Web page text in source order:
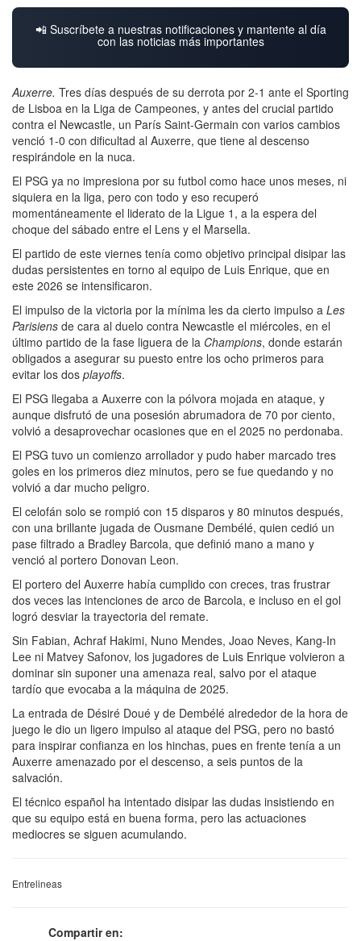
📲 Suscríbete a nuestras notificaciones y mantente al día
con las noticias más importantes
Auxerre. Tres días después de su derrota por 2-1 ante el Sporting
de Lisboa en la Liga de Campeones, y antes del crucial partido
contra el Newcastle, un París Saint-Germain con varios cambios
venció 1-0 con dificultad al Auxerre, que tiene al descenso
respirándole en la nuca.
El PSG ya no impresiona por su futbol como hace unos meses, ni
siquiera en la liga, pero con todo y eso recuperó
momentáneamente el liderato de la Ligue 1, a la espera del
choque del sábado entre el Lens y el Marsella.
El partido de este viernes tenía como objetivo principal disipar las
dudas persistentes en torno al equipo de Luis Enrique, que en
este 2026 se intensificaron.
El impulso de la victoria por la mínima les da cierto impulso a Les
Parisiens de cara al duelo contra Newcastle el miércoles, en el
último partido de la fase liguera de la Champions, donde estarán
obligados a asegurar su puesto entre los ocho primeros para
evitar los dos playoffs.
El PSG llegaba a Auxerre con la pólvora mojada en ataque, y
aunque disfrutó de una posesión abrumadora de 70 por ciento,
volvió a desaprovechar ocasiones que en el 2025 no perdonaba.
El PSG tuvo un comienzo arrollador y pudo haber marcado tres
goles en los primeros diez minutos, pero se fue quedando y no
volvió a dar mucho peligro.
El celofán solo se rompió con 15 disparos y 80 minutos después,
con una brillante jugada de Ousmane Dembélé, quien cedió un
pase filtrado a Bradley Barcola, que definió mano a mano y
venció al portero Donovan Leon.
El portero del Auxerre había cumplido con creces, tras frustrar
dos veces las intenciones de arco de Barcola, e incluso en el gol
logró desviar la trayectoria del remate.
Sin Fabian, Achraf Hakimi, Nuno Mendes, Joao Neves, Kang-In
Lee ni Matvey Safonov, los jugadores de Luis Enrique volvieron a
dominar sin suponer una amenaza real, salvo por el ataque
tardío que evocaba a la máquina de 2025.
La entrada de Désiré Doué y de Dembélé alrededor de la hora de
juego le dio un ligero impulso al ataque del PSG, pero no bastó
para inspirar confianza en los hinchas, pues en frente tenía a un
Auxerre amenazado por el descenso, a seis puntos de la
salvación.
El técnico español ha intentado disipar las dudas insistiendo en
que su equipo está en buena forma, pero las actuaciones
mediocres se siguen acumulando.
Entrelineas
Compartir en: